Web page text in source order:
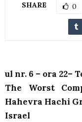
SHARE 0
ul nr. 6 – ora 22–
The Worst
Hahevra Hachi
Israel